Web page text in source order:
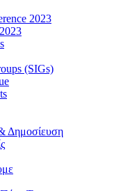
2023
(SIGs)
Δημοσίευση